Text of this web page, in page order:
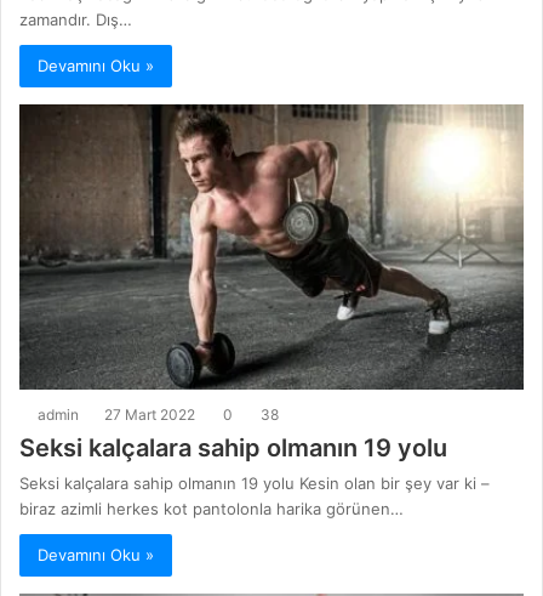
zamandır. Dış…
Devamını Oku »
admin 27 Mart 2022 0 38
Seksi kalçalara sahip olmanın 19 yolu
Seksi kalçalara sahip olmanın 19 yolu Kesin olan bir şey var ki –
biraz azimli herkes kot pantolonla harika görünen…
Devamını Oku »